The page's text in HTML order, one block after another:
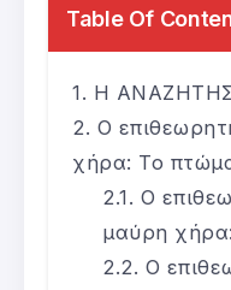
Table Of
Η
Ο
χήρα: Το
Ο
μαύρη
Ο